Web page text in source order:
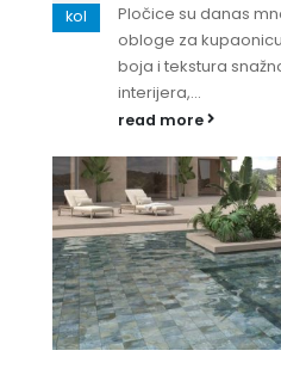
kol
Pločice su danas
obloge za
boja i tekstura
interijera,...
read more